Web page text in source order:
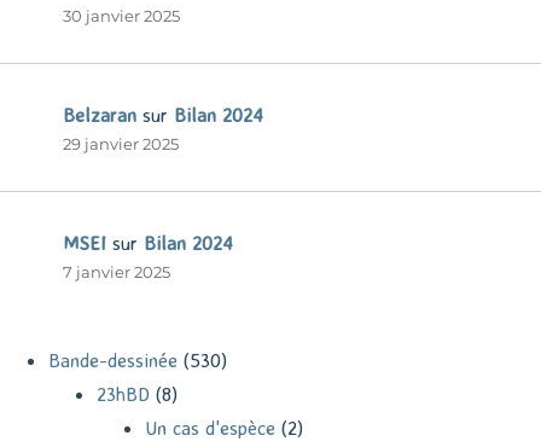
30 janvier 2025
Belzaran sur Bilan 2024
29 janvier 2025
MSEI sur Bilan 2024
7 janvier 2025
Bande-dessinée (530)
23hBD (8)
Un cas d'espèce (2)